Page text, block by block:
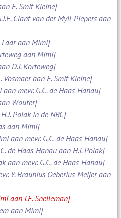
F. Smit Kleine]
Clant van der Myll-Piepers aan
Laar aan Mimi]
aan Mimi]
D.J. Korteweg]
aan F. Smit Kleine]
mevr. G.C. de Haas-Hanau]
Wouter]
Polak in de NRC]
aan Mimi]
aan mevr. G.C. de Haas-Hanau]
de Haas-Hanau aan H.J. Polak]
aan mevr. G.C. de Haas-Hanau]
Y. Braunius Oeberius-Meijer aan
aan J.F. Snelleman]
aan Mimi]